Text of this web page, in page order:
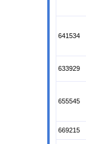
641534
633929
655545
669215